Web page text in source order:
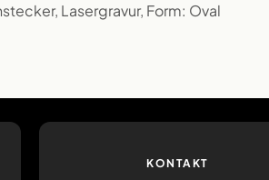
Lasergravur, Form: Oval
KONTAKT